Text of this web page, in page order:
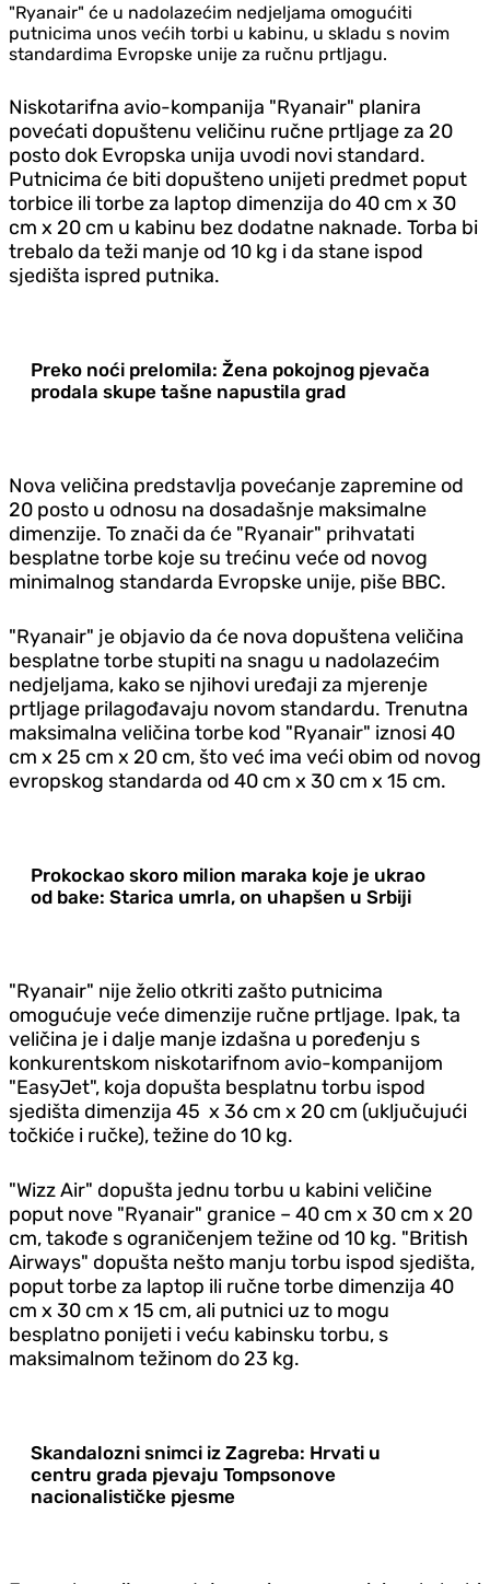
"Ryanair" će u nadolazećim nedjeljama omogućiti
putnicima unos većih torbi u kabinu, u skladu s novim
standardima Evropske unije za ručnu prtljagu.
Niskotarifna avio-kompanija "Ryanair" planira
povećati dopuštenu veličinu ručne prtljage za 20
posto dok Evropska unija uvodi novi standard.
Putnicima će biti dopušteno unijeti predmet poput
torbice ili torbe za laptop dimenzija do 40 cm x 30
cm x 20 cm u kabinu bez dodatne naknade. Torba bi
trebalo da teži manje od 10 kg i da stane ispod
sjedišta ispred putnika.
Preko noći prelomila: Žena pokojnog pjevača
prodala skupe tašne napustila grad
Nova veličina predstavlja povećanje zapremine od
20 posto u odnosu na dosadašnje maksimalne
dimenzije. To znači da će "Ryanair" prihvatati
besplatne torbe koje su trećinu veće od novog
minimalnog standarda Evropske unije, piše BBC.
"Ryanair" je objavio da će nova dopuštena veličina
besplatne torbe stupiti na snagu u nadolazećim
nedjeljama, kako se njihovi uređaji za mjerenje
prtljage prilagođavaju novom standardu. Trenutna
maksimalna veličina torbe kod "Ryanair" iznosi 40
cm x 25 cm x 20 cm, što već ima veći obim od novog
evropskog standarda od 40 cm x 30 cm x 15 cm.
Prokockao skoro milion maraka koje je ukrao
od bake: Starica umrla, on uhapšen u Srbiji
"Ryanair" nije želio otkriti zašto putnicima
omogućuje veće dimenzije ručne prtljage. Ipak, ta
veličina je i dalje manje izdašna u poređenju s
konkurentskom niskotarifnom avio-kompanijom
"EasyJet", koja dopušta besplatnu torbu ispod
sjedišta dimenzija 45 x 36 cm x 20 cm (uključujući
točkiće i ručke), težine do 10 kg.
"Wizz Air" dopušta jednu torbu u kabini veličine
poput nove "Ryanair" granice – 40 cm x 30 cm x 20
cm, takođe s ograničenjem težine od 10 kg. "British
Airways" dopušta nešto manju torbu ispod sjedišta,
poput torbe za laptop ili ručne torbe dimenzija 40
cm x 30 cm x 15 cm, ali putnici uz to mogu
besplatno ponijeti i veću kabinsku torbu, s
maksimalnom težinom do 23 kg.
Skandalozni snimci iz Zagreba: Hrvati u
centru grada pjevaju Tompsonove
nacionalističke pjesme